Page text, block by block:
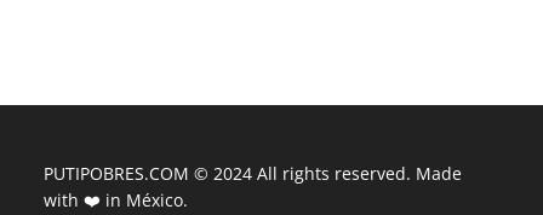
PUTIPOBRES.COM © 2024 All rights reserved. Made
with ❤️ in México.